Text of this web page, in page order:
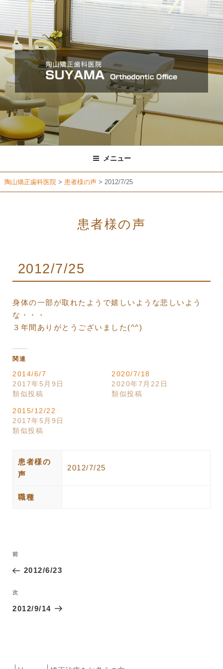
コ
ン
ン
ツ
ス
キ
ッ
プ
メニュー
陶山矯正歯科医院 > 患者様の声 > 2012/7/25
患者様の声
2012/7/25
身体の一部が取れたようで嬉しいような悲しいよう
な・・・
３年間ありがとうございました(^^)
関連
2014/6/7
2017年5月9日
類似投稿
2020/7/18
2020年7月22日
類似投稿
2015/12/22
2017年5月9日
類似投稿
患者様の
声
2012/7/25
職種
投
ナ
ビ
ゲ
過
去
投
稿
前
2012/6/23
次
の
次
2012/9/14